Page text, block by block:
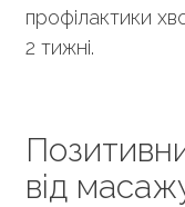
профілактики
2 тижні.
від